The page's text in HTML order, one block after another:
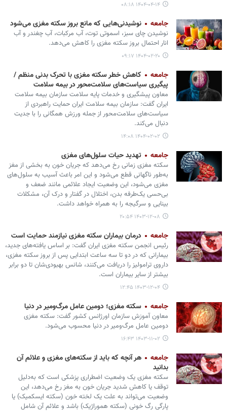
۱۴۰۴-۰۴-۱۴ ۰۸:۱۸
جامعه نوشیدنی‌هایی که مانع بروز سکته مغزی می‏‌شود
نوشیدن چای سبز، اسموتی توت، آب مرکبات، آب چغندر و آب
انار احتمال بروز سکته مغزی را کاهش می‌دهد.
۱۴۰۴-۰۲-۲۰ ۰۹:۱۷
جامعه
کاهش خطر سکته مغزی با تحرک بدنی منظم /
پیگیری سیاست‌های سلامت‌محور در بیمه سلامت
معاون پیشگیری و خدمات پایه سلامت سازمان بیمه سلامت
ایران گفت: سازمان بیمه سلامت ایران حمایت راهبردی از
سیاست‌های سلامت‌محور از جمله ورزش همگانی را با جدیت
دنبال می‌کند.
۱۴۰۴-۰۲-۰۲ ۱۴:۰۸
جامعه تهدید حیات سلول‌های مغزی
سکته مغزی زمانی رخ می‌دهد که جریان خون به بخشی از مغز
به‌طور ناگهانی قطع می‌شود و این امر باعث آسیب به سلول‌های
مغزی می‌شود، این وضعیت ایجاد علائمی مانند ضعف و
بی‌حسی یک‌طرفه بدن، اختلال در گفتار و درک آن، مشکلات
بینایی و سرگیجه را به همراه خواهد داشت.
۱۴۰۳-۱۲-۰۸ ۲۰:۵۴
جامعه درمان بیماران سکته مغزی نیازمند حمایت است
رئیس انجمن سکته مغزی ایران گفت: بر اساس یافته‌های جدید،
بیمارانی که در دو تا سه ساعت ابتدایی پس از بروز سکته مغزی،
داروی ترامولیز را دریافت می‌کنند، شانس بهبودی‌شان تا دو برابر
بیشتر از سایر بیماران است.
۱۴۰۳-۱۲-۰۴ ۱۲:۴۵
جامعه سکته مغزی؛ دومین عامل مرگ‌ومیر در دنیا
معاون آموزش سازمان اورژانس کشور گفت: سکته مغزی
دومین عامل مرگ‌ومیر در دنیا محسوب می‌شود.
۱۴۰۳-۱۱-۰۲ ۱۶:۴۳
جامعه
هر آنچه که باید از سکته‌های مغزی و علائم آن
بدانید
سکته مغزی یک وضعیت اضطراری پزشکی است که به‌دلیل
توقف یا کاهش شدید جریان خون به مغز رخ می‌دهد، این
وضعیت می‌تواند به علت یک لخته خون (سکته ایسکمیک) یا
پارگی رگ خونی (سکته هموراژیک) باشد و علائم آن شامل